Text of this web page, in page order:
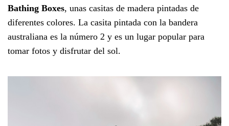
Bathing Boxes, unas casitas de madera pintadas de
diferentes colores. La casita pintada con la bandera
australiana es la número 2 y es un lugar popular para
tomar fotos y disfrutar del sol.